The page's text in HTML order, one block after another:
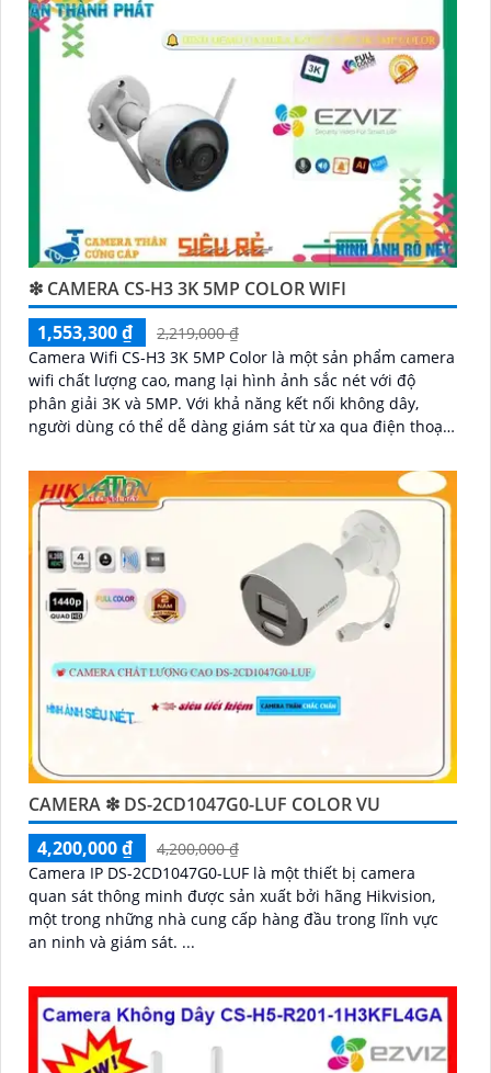
❇ CAMERA CS-H3 3K 5MP COLOR WIFI
1,553,300 ₫
2,219,000 ₫
Camera Wifi CS-H3 3K 5MP Color là một sản phẩm camera
wifi chất lượng cao, mang lại hình ảnh sắc nét với độ
phân giải 3K và 5MP. Với khả năng kết nối không dây,
người dùng có thể dễ dàng giám sát từ xa qua điện thoại
CAMERA ❇ DS-2CD1047G0-LUF COLOR VU
4,200,000 ₫
4,200,000 ₫
Camera IP DS-2CD1047G0-LUF là một thiết bị camera
quan sát thông minh được sản xuất bởi hãng Hikvision,
một trong những nhà cung cấp hàng đầu trong lĩnh vực
an ninh và giám sát. ...